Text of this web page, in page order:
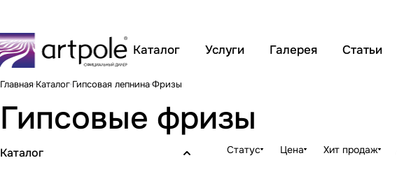
Каталог Услуги Галерея Статьи
Главная Каталог Гипсовая лепнинаФризы
Гипсовые фризы
Статус Цена Хит продаж
Каталог